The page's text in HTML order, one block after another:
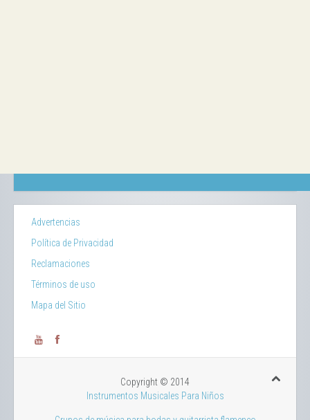
Advertencias
Política de Privacidad
Reclamaciones
Términos de uso
Mapa del Sitio
Copyright © 2014
Instrumentos Musicales Para Niños